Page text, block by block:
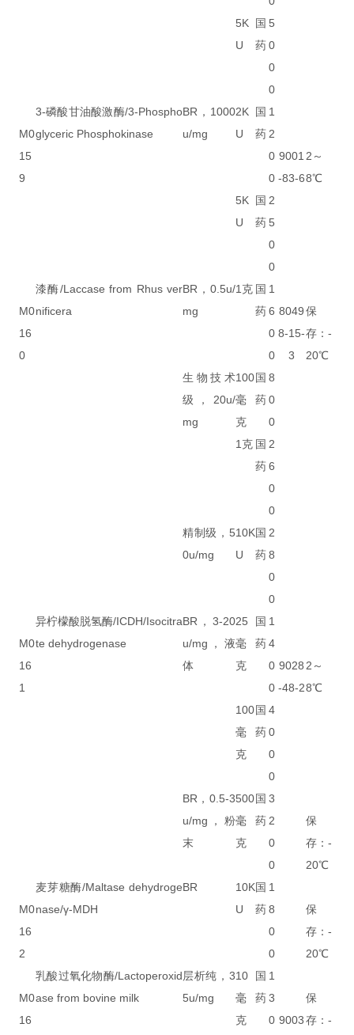
5K
U
国
药
5
0
0
0
M0
15
9
3-磷酸甘油酸激酶/3-Phospho
glyceric Phosphokinase
BR，1000
u/mg
2K
U
国
药
1
2
0
0
9001
-83-6
2～
8℃
5K
U
国
药
2
5
0
0
M0
16
0
漆酶/Laccase from Rhus ver
nificera
BR，0.5u/
mg
1克 国
药
1
6
0
0
8049
8-15-
3
保
存：-
20℃
生物技术
级，20u/
mg
100
毫
克
国
药
8
0
0
1克 国
药
2
6
0
0
精制级，5
0u/mg
10K
U
国
药
2
8
0
0
M0
16
1
异柠檬酸脱氢酶/ICDH/Isocitra
te dehydrogenase
BR，3-20
u/mg，液
体
25
毫
克
国
药
1
4
0
0
9028
-48-2
2～
8℃
100
毫
克
国
药
4
0
0
0
BR，0.5-3
u/mg，粉
末
500
毫
克
国
药
3
2
0
0
保
存：-
20℃
M0
16
2
麦芽糖酶/Maltase dehydroge
nase/γ-MDH
BR
10K
U
国
药
1
8
0
0
保
存：-
20℃
M0
16
乳酸过氧化物酶/Lactoperoxid
ase from bovine milk
层析纯，3
5u/mg
10
毫
克
国
药
1
3
0 9003
保
存：-